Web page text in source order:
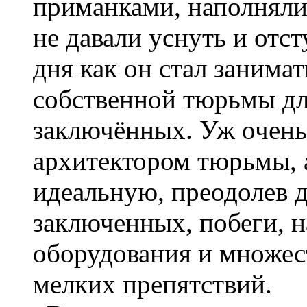
приманками,
не давали уснуть и
дня как он стал
собственной тюрьмы
заключённых. Уж очень
архитектором тюрьмы,
идеальную, преодолев
заключенных, побеги,
оборудования и
мелких препятствий.